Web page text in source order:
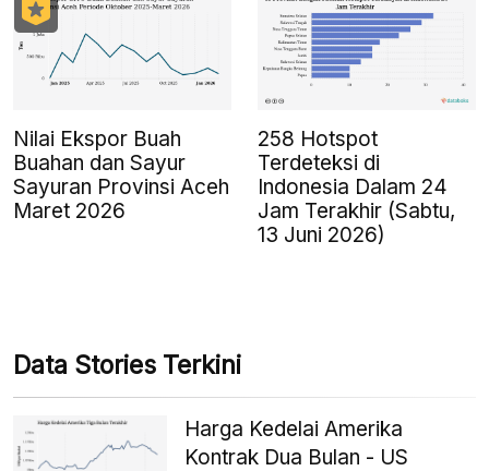
Nilai Ekspor Buah
Buahan dan Sayur
Sayuran Provinsi Aceh
Maret 2026
258 Hotspot
Terdeteksi di
Indonesia Dalam 24
Jam Terakhir (Sabtu,
13 Juni 2026)
Data Stories Terkini
Harga Kedelai Amerika
Kontrak Dua Bulan - US